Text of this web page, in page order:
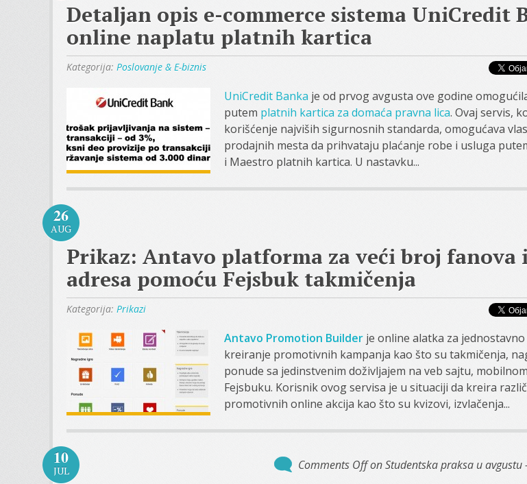
Detaljan opis e-commerce sistema UniCredit
online naplatu platnih kartica
Kategorija: Poslovanje & E-biznis
UniCredit Banka je od prvog avgusta ove godine
putem platnih kartica za domaća pravna lica. Ovaj servis,
korišćenje najviših sigurnosnih standarda, omogućava
prodajnih mesta da prihvataju plaćanje robe i usluga
i Maestro platnih kartica. U nastavku...
26
AUG
Prikaz: Antavo platforma za veći broj fanova
adresa pomoću Fejsbuk takmičenja
Kategorija: Prikazi
Antavo Promotion Builder je online alatka za
kreiranje promotivnih kampanja kao što su takmičenja,
ponude sa jedinstvenim doživljajem na veb sajtu,
Fejsbuku. Korisnik ovog servisa je u situaciji da kreira
promotivnih online akcija kao što su kvizovi, izvlačenja...
10
JUL Comments Offon Studentska praksa u avgustu